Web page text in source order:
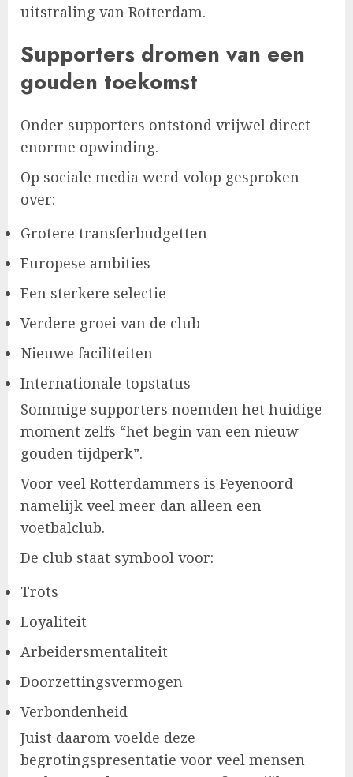
uitstraling van Rotterdam.
Supporters dromen van een
gouden toekomst
Onder supporters ontstond vrijwel direct
enorme opwinding.
Op sociale media werd volop gesproken
over:
Grotere transferbudgetten
Europese ambities
Een sterkere selectie
Verdere groei van de club
Nieuwe faciliteiten
Internationale topstatus
Sommige supporters noemden het huidige
moment zelfs “het begin van een nieuw
gouden tijdperk”.
Voor veel Rotterdammers is Feyenoord
namelijk veel meer dan alleen een
voetbalclub.
De club staat symbool voor:
Trots
Loyaliteit
Arbeidersmentaliteit
Doorzettingsvermogen
Verbondenheid
Juist daarom voelde deze
begrotingspresentatie voor veel mensen